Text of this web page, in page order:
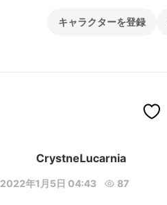
キャラクターを登録
CrystneLucarnia
2022年1月5日 04:43 87